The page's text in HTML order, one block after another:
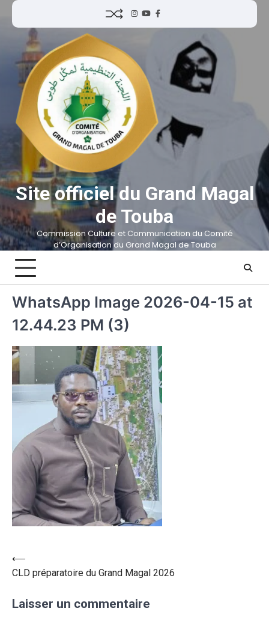
Site officiel du Grand Magal
de Touba
Commission Culture et Communication du Comité
d’Organisation du Grand Magal de Touba
WhatsApp Image 2026-04-15 at
12.44.23 PM (3)
⟵
CLD préparatoire du Grand Magal 2026
Laisser un commentaire